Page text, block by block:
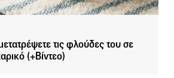
τις φλούδες του σε
(+Βίντεο)